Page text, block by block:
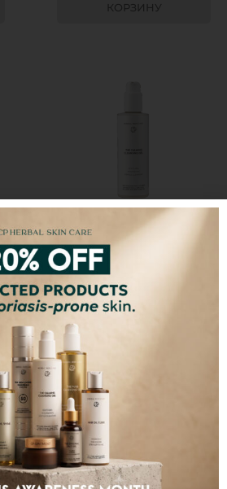
КОРЗИНУ
The Calming Cleansing
Gel
€12,00
ВЫБРАТЬ ОПЦИЮ